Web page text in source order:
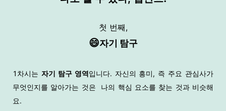
첫 번째,
😄자기 탐구
1차시는 자기 탐구 영역입니다. 자신의 흥미, 즉 주요 관심사가
무엇인지를 알아가는 것은 나의 핵심 요소를 찾는 것과 비슷해
요.